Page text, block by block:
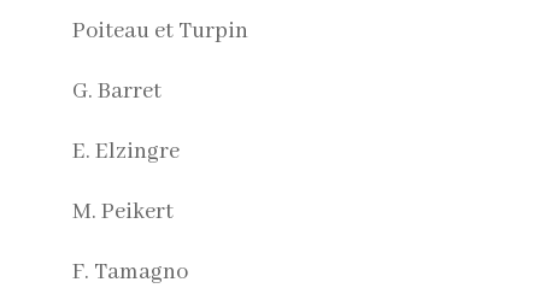
Poiteau et Turpin
G. Barret
E. Elzingre
M. Peikert
F. Tamagno